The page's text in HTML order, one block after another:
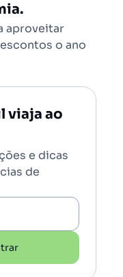
aproveitar
o ano
viaja ao
e dicas
de